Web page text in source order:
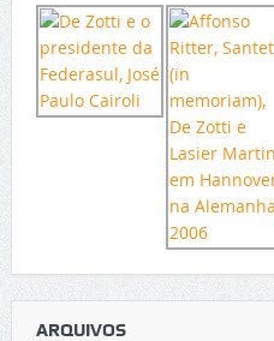
ARQUIVOS